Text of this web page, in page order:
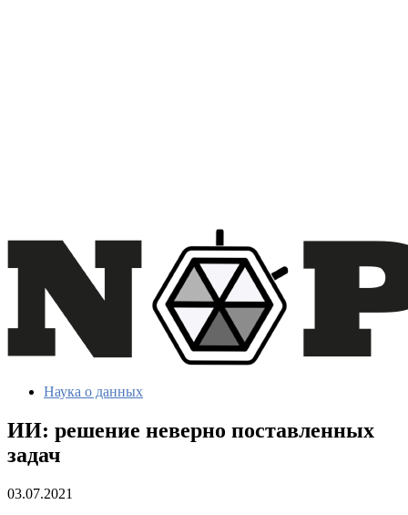
Наука о данных
ИИ: решение неверно поставленных
задач
03.07.2021